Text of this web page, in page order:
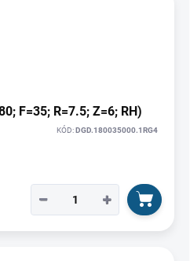
F=35; R=7.5; Z=6; RH)
KÓD: DGD.180035000.1RG4
+
−